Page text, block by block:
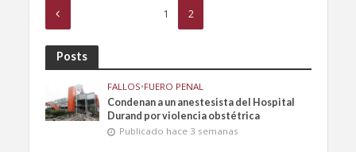
1 2
Posts
FALLOS•FUERO PENAL
Condenan a un anestesista del Hospital
Durand por violencia obstétrica
Publicado hace 3 semanas